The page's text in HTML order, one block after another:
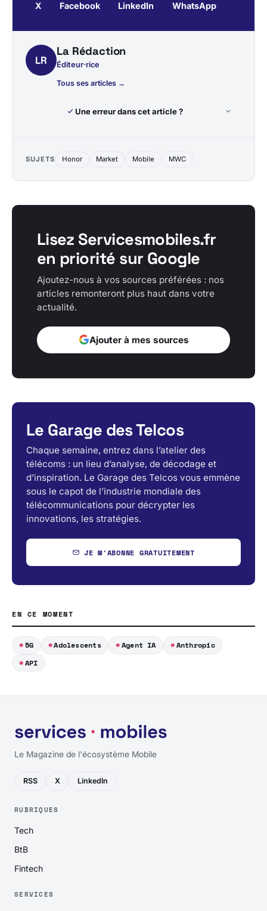
X Facebook LinkedIn WhatsApp
LR
La Rédaction
Éditeur·rice
Tous ses articles →
Une erreur dans cet article ?
SUJETS Honor Market Mobile MWC
Lisez Servicesmobiles.fr
en priorité sur Google
Ajoutez-nous à vos sources préférées : nos
articles remonteront plus haut dans votre
actualité.
Ajouter à mes sources
Le Garage des Telcos
Chaque semaine, entrez dans l’atelier des
télécoms : un lieu d’analyse, de décodage et
d’inspiration. Le Garage des Telcos vous emmène
sous le capot de l’industrie mondiale des
télécommunications pour décrypter les
innovations, les stratégies.
JE M'ABONNE GRATUITEMENT
EN CE MOMENT
5G Adolescents Agent IA
Anthropic
API
Le Magazine de l'écosystème Mobile
RSS X LinkedIn
RUBRIQUES
Tech
BtB
Fintech
SERVICES